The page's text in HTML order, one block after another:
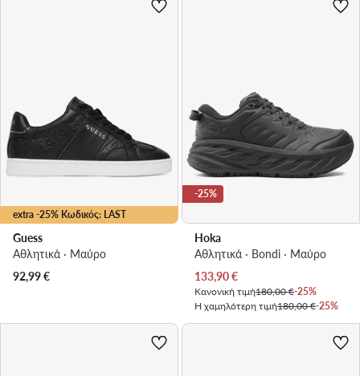
extra -25% Κωδικός: LAST
Guess
Αθλητικά · Μαύρο
92,99€
-25%
Hoka
Αθλητικά · Bondi · Μαύρο
Τρέχουσα τιμή
133,90€
Κανονική τιμή180,00 €-25%
Η χαμηλότερη τιμή180,00 €-25%